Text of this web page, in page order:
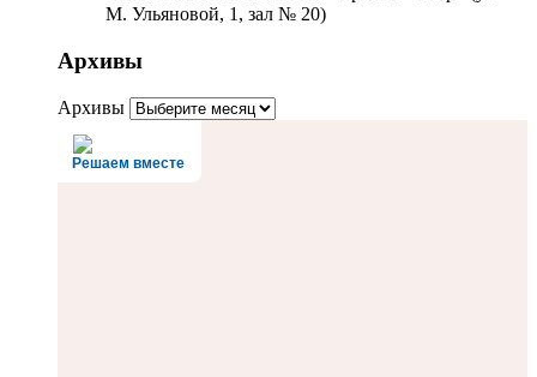
М. Ульяновой, 1, зал № 20)
Архивы
Архивы
Решаем вместе